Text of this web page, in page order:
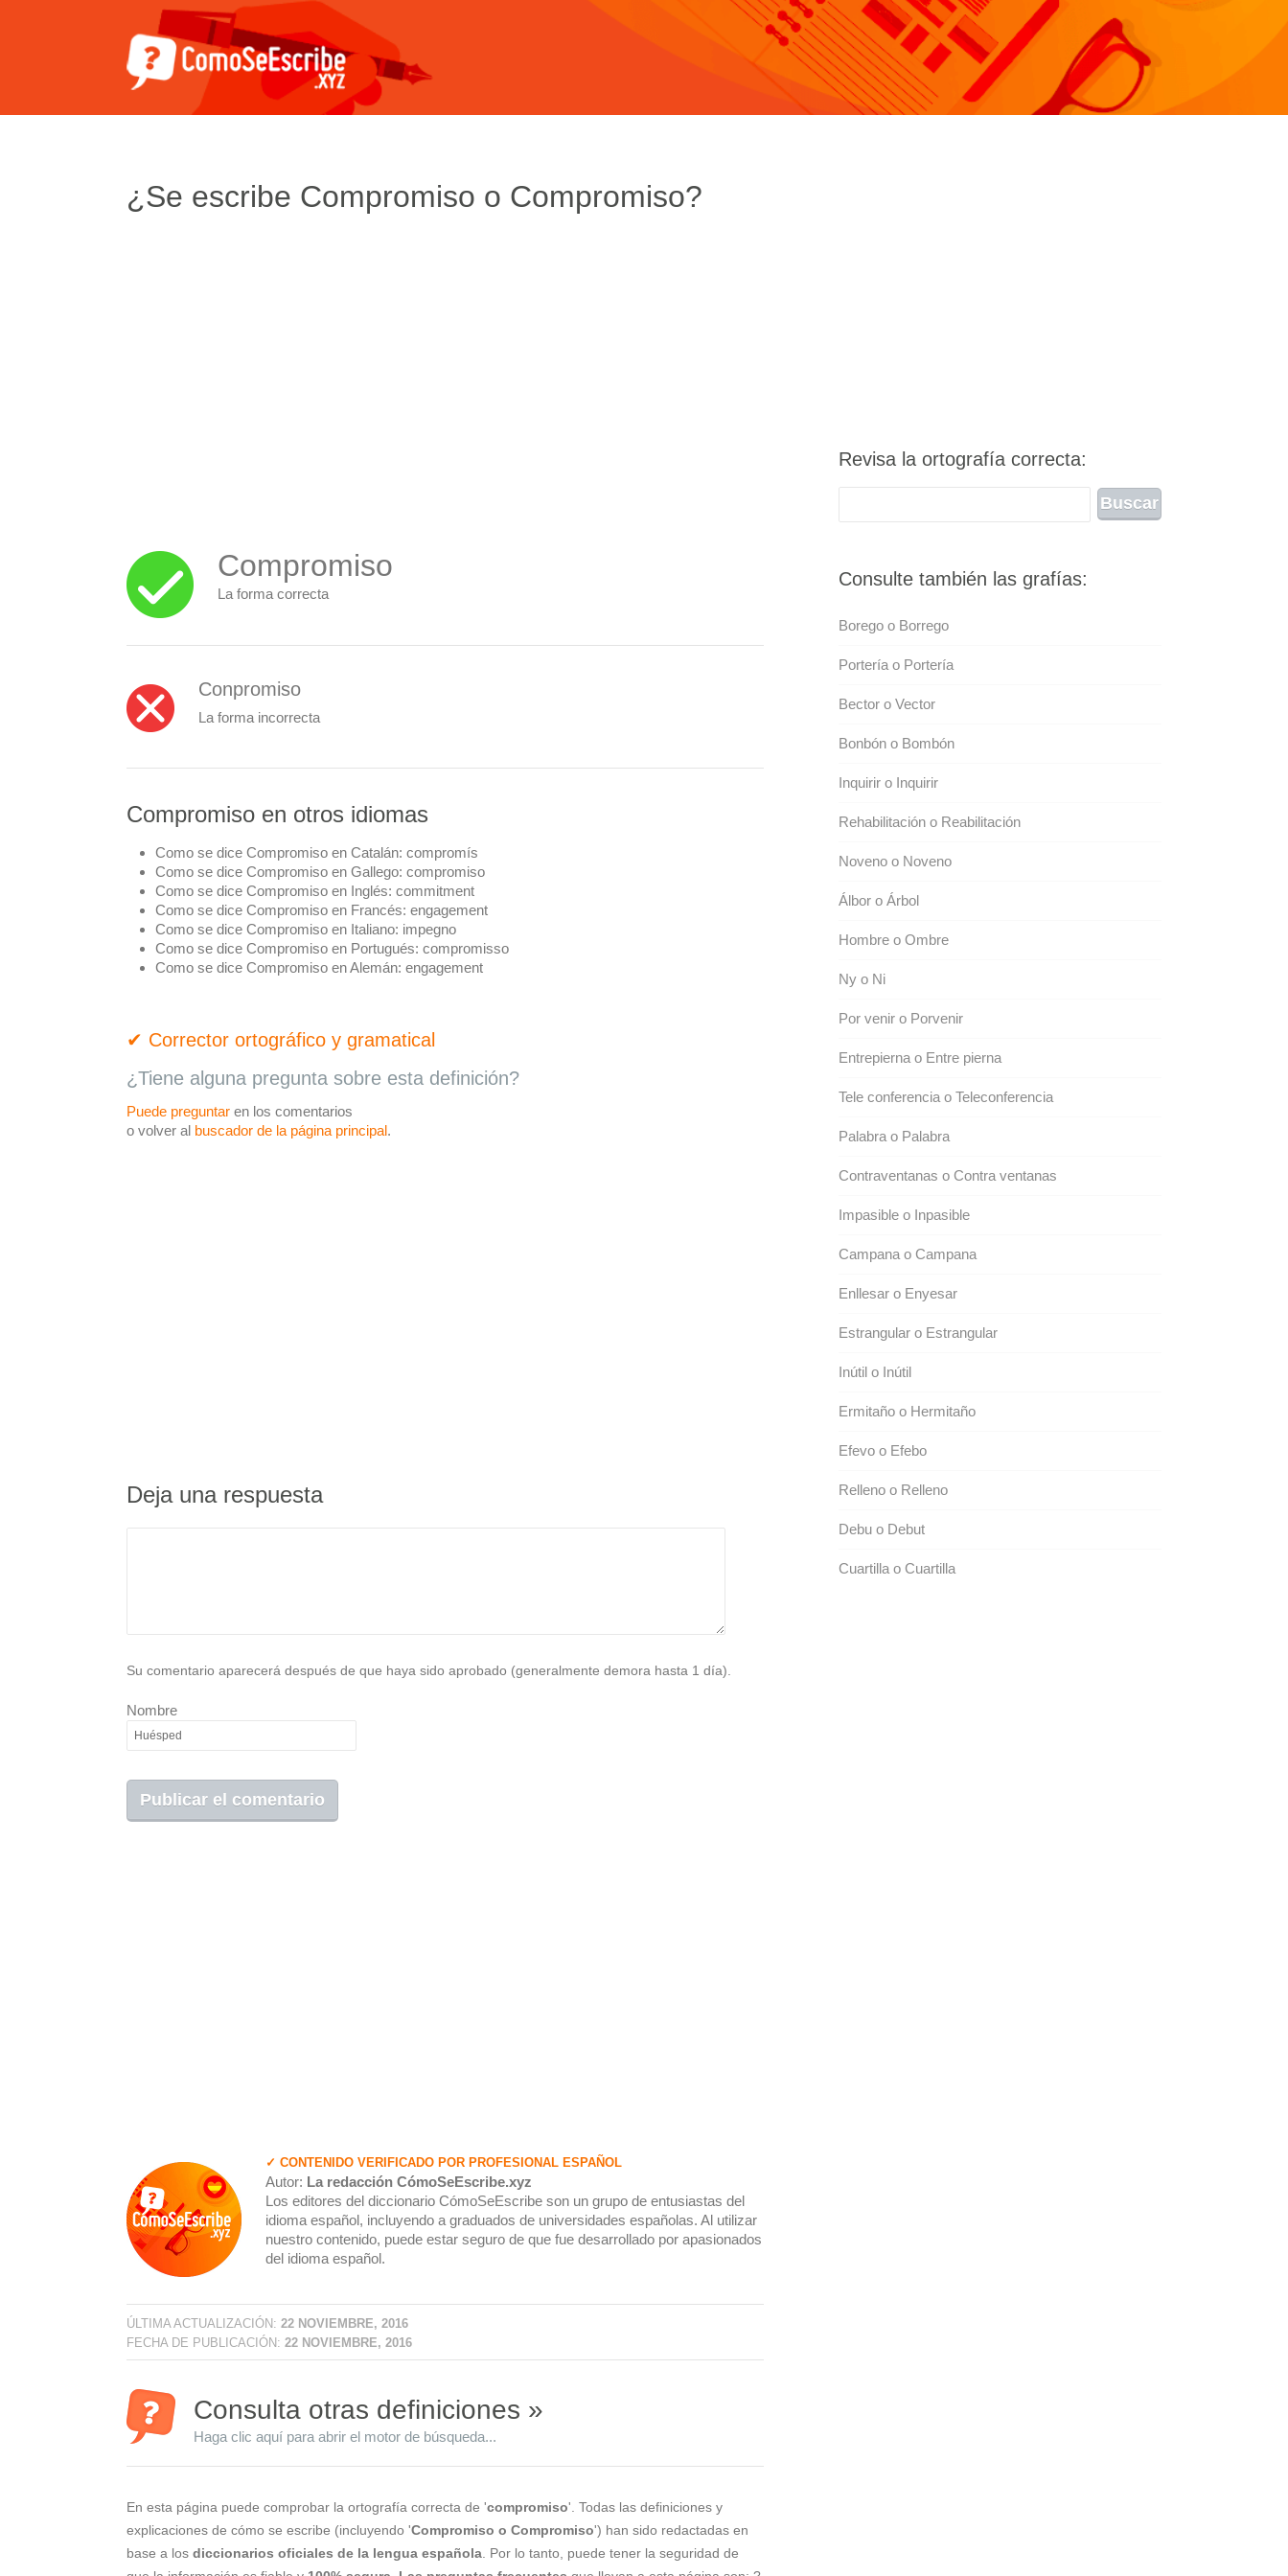
¿Se escribe Compromiso o Compromiso?
Compromiso
La forma correcta
Conpromiso
La forma incorrecta
Compromiso en otros idiomas
Como se dice Compromiso en Catalán: compromís
Como se dice Compromiso en Gallego: compromiso
Como se dice Compromiso en Inglés: commitment
Como se dice Compromiso en Francés: engagement
Como se dice Compromiso en Italiano: impegno
Como se dice Compromiso en Portugués: compromisso
Como se dice Compromiso en Alemán: engagement
✔ Corrector ortográfico y gramatical
¿Tiene alguna pregunta sobre esta definición?
Puede preguntar en los comentarios
o volver al buscador de la página principal.
Deja una respuesta
Su comentario aparecerá después de que haya sido aprobado (generalmente demora hasta 1 día).
Nombre
✓ CONTENIDO VERIFICADO POR PROFESIONAL ESPAÑOL
Autor: La redacción CómoSeEscribe.xyz
Los editores del diccionario CómoSeEscribe son un grupo de entusiastas del
idioma español, incluyendo a graduados de universidades españolas. Al utilizar
nuestro contenido, puede estar seguro de que fue desarrollado por apasionados
del idioma español.
ÚLTIMA ACTUALIZACIÓN: 22 NOVIEMBRE, 2016
FECHA DE PUBLICACIÓN: 22 NOVIEMBRE, 2016
Consulta otras definiciones »
Haga clic aquí para abrir el motor de búsqueda...
En esta página puede comprobar la ortografía correcta de 'compromiso'. Todas las definiciones y
explicaciones de cómo se escribe (incluyendo 'Compromiso o Compromiso') han sido redactadas en
base a los diccionarios oficiales de la lengua española . Por lo tanto, puede tener la seguridad de
Revisa la ortografía correcta:
Consulte también las grafías:
Borego o Borrego
Portería o Portería
Bector o Vector
Bonbón o Bombón
Inquirir o Inquirir
Rehabilitación o Reabilitación
Noveno o Noveno
Álbor o Árbol
Hombre o Ombre
Ny o Ni
Por venir o Porvenir
Entrepierna o Entre pierna
Tele conferencia o Teleconferencia
Palabra o Palabra
Contraventanas o Contra ventanas
Impasible o Inpasible
Campana o Campana
Enllesar o Enyesar
Estrangular o Estrangular
Inútil o Inútil
Ermitaño o Hermitaño
Efevo o Efebo
Relleno o Relleno
Debu o Debut
Cuartilla o Cuartilla